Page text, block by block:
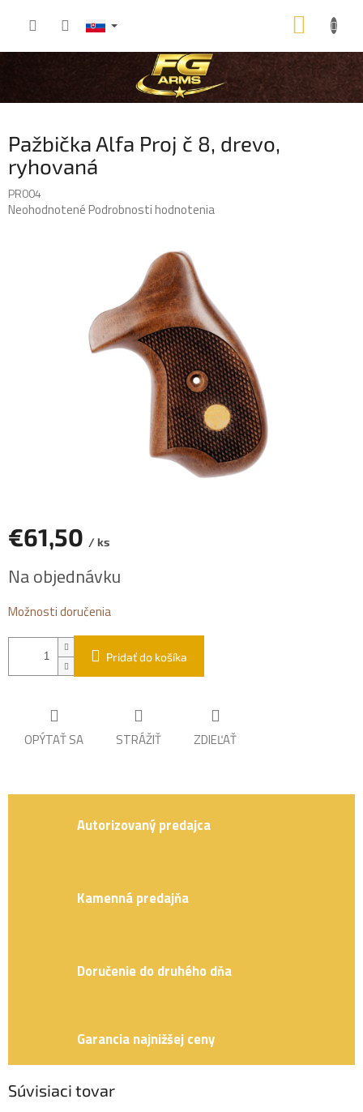
KOŠÍK
Pažbička Alfa Proj č 8, drevo,
ryhovaná
PR004
Priemerné
NeohodnotenéPodrobnosti hodnotenia
€61,50 / ks
cena:
Na objednávku
Možnosti doručenia
Pridať do košíka
OPÝTAŤ SA STRÁŽIŤ ZDIEĽAŤ
Autorizovaný predajca
Kamenná predajňa
Doručenie do druhého dňa
Garancia najnižšej ceny
Súvisiaci tovar